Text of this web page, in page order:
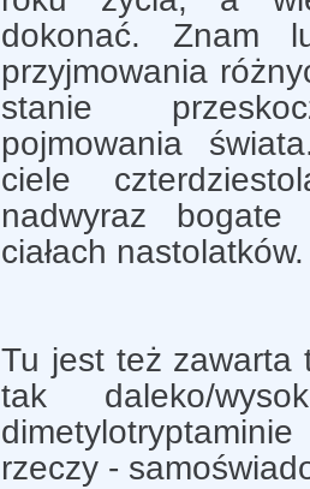
dokonać. Znam
przyjmowania
stanie
pojmowania
ciele
nadwyraz
ciałach nastolatków.
Tu jest też zawarta
tak daleko/
rzeczy -